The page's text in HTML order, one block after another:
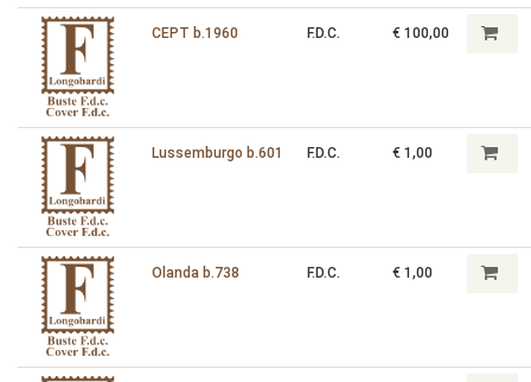
CEPT b.1960 F.D.C. € 100,00
Lussemburgo b.601 F.D.C. € 1,00
Olanda b.738 F.D.C. € 1,00